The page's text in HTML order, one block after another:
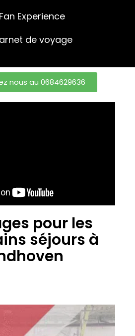
Fan Experience
de voyage
nous au 0684629636
pour les
séjours à